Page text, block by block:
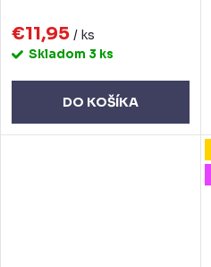
€11,95 / ks
Skladom 3 ks
DO KOŠÍKA